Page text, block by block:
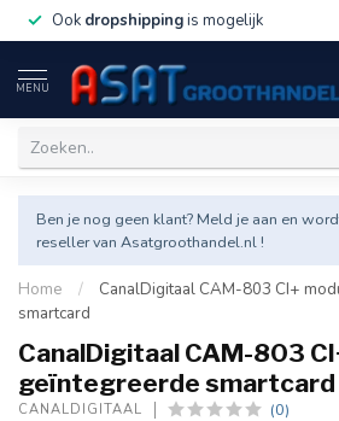
Ook dropshippingis mogelijk
MENU
Ben je nog geen klant? Meld je aan en
reseller van Asatgroothandel.nl !
Home /
CanalDigitaal CAM-803 CI+
smartcard
CanalDigitaal CAM-803
geïntegreerde smartcard
CANALDIGITAAL (0)